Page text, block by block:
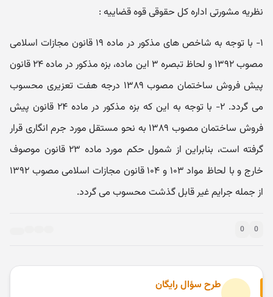
نظریه مشورتی اداره کل حقوقی قوه قضاییه :
۱- با توجه به شاخص های مذکور در ماده ۱۹ قانون مجازات اسلامی
مصوب ۱۳۹۲ و لحاظ تبصره ۳ این ماده، بزه مذکور در ماده ۲۴ قانون
پیش فروش ساختمان مصوب ۱۳۸۹ درجه هفت تعزیری محسوب
می گردد. ۲- با توجه به این که بزه مذکور در ماده ۲۴ قانون پیش
فروش ساختمان مصوب ۱۳۸۹ به نحو مستقل مورد جرم انگاری قرار
گرفته است، بنابراین از شمول حکم مورد ماده ۲۳ قانون موصوف
خارج و با لحاظ مواد ۱۰۳ و ۱۰۴ قانون مجازات اسلامی مصوب ۱۳۹۲
از جمله جرایم غیر قابل گذشت محسوب می گردد.
0
0
طرح سؤال رایگان